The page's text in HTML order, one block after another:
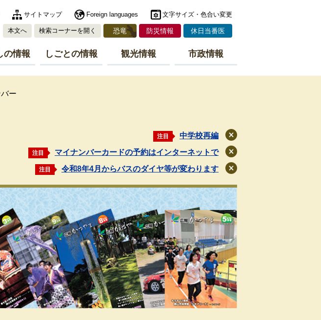
サイトマップ Foreign languages 文字サイズ・色合い変更
本文へ 検索コーナーを開く 恐竜 防災情報 休日当番医
の情報 しごとの情報 観光情報 市政情報
ー
注目 中学校再編
閉
じ
る
注目 マイナンバーカードの予約はインターネットで
閉
じ
る
注目 令和8年4月からバスのダイヤ等が変わります
閉
る